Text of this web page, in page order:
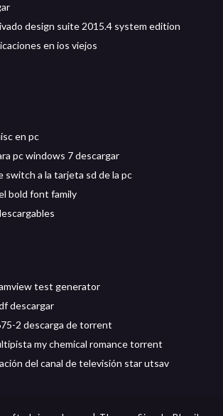
design suite 2015.4 system edition
en ios viejos
en pc
pc windows 7 descargar
switch a la tarjeta sd de la pc
bold font family
test generator
descargar
2 descarga de torrent
my chemical romance torrent
del canal de televisión star utsav